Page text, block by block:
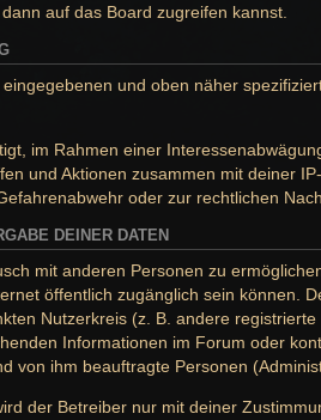
auf das Board zugreifen kannst.
und oben näher
im Rahmen einer
und Aktionen zusammen mit deiner
oder zur rechtlichen
DEINER DATEN
mit anderen Personen zu
öffentlich zugänglich sein können.
Nutzerkreis (z. B. andere
Informationen im Forum oder
von ihm beauftragte Personen
der Betreiber nur mit deiner